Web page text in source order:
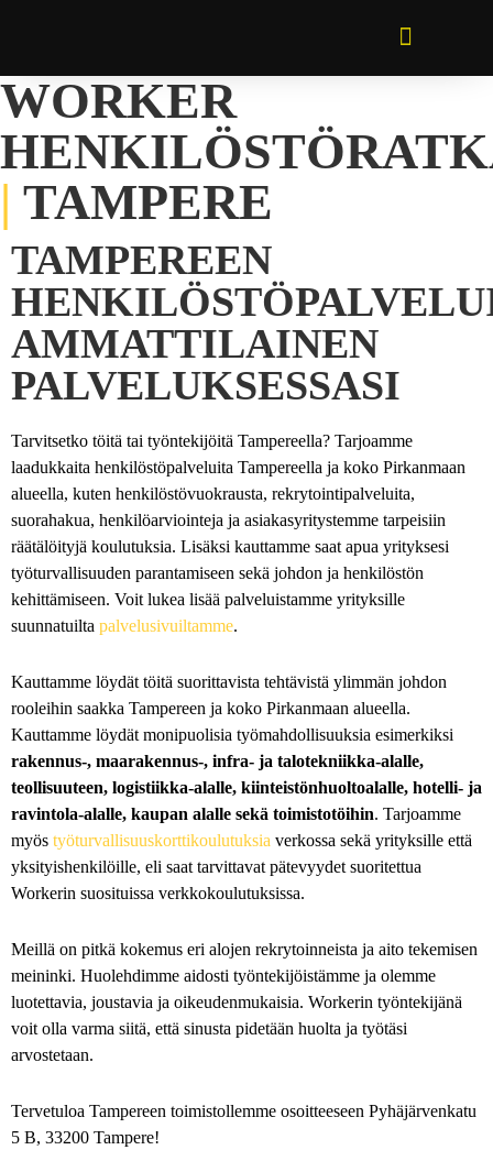
WORKER
| TAMPERE
TAMPEREEN
AMMATTILAINEN
PALVELUKSESSASI
Tarvitsetko töitä tai työntekijöitä Tampereella? Tarjoamme
laadukkaita henkilöstöpalveluita Tampereella ja koko Pirkanmaan
alueella, kuten henkilöstövuokrausta, rekrytointipalveluita,
suorahakua, henkilöarviointeja ja asiakasyritystemme tarpeisiin
räätälöityjä koulutuksia. Lisäksi kauttamme saat apua yrityksesi
työturvallisuuden parantamiseen sekä johdon ja henkilöstön
kehittämiseen. Voit lukea lisää palveluistamme yrityksille
suunnatuilta palvelusivuiltamme.
Kauttamme löydät töitä suorittavista tehtävistä ylimmän johdon
rooleihin saakka Tampereen ja koko Pirkanmaan alueella.
Kauttamme löydät monipuolisia työmahdollisuuksia esimerkiksi
rakennus-, maarakennus-, infra- ja talotekniikka-alalle,
teollisuuteen, logistiikka-alalle, kiinteistönhuoltoalalle, hotelli- ja
ravintola-alalle, kaupan alalle sekä toimistotöihin. Tarjoamme
myös työturvallisuuskorttikoulutuksia verkossa sekä yrityksille että
yksityishenkilöille, eli saat tarvittavat pätevyydet suoritettua
Workerin suosituissa verkkokoulutuksissa.
Meillä on pitkä kokemus eri alojen rekrytoinneista ja aito tekemisen
meininki. Huolehdimme aidosti työntekijöistämme ja olemme
luotettavia, joustavia ja oikeudenmukaisia. Workerin työntekijänä
voit olla varma siitä, että sinusta pidetään huolta ja työtäsi
arvostetaan.
Tervetuloa Tampereen toimistollemme osoitteeseen Pyhäjärvenkatu
5 B, 33200 Tampere!